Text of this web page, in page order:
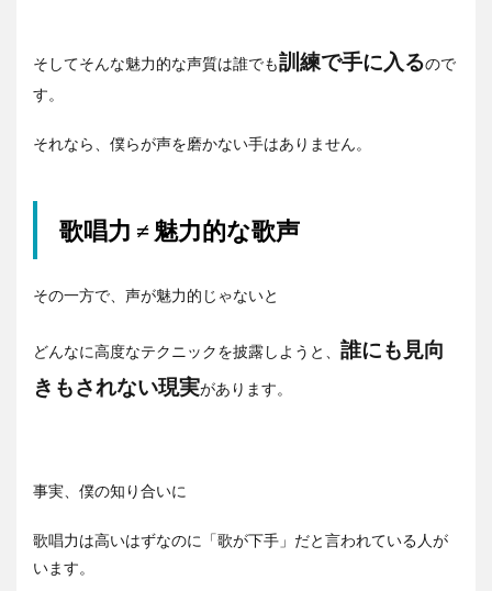
そしてそんな魅力的な声質は誰でも訓練で手に入るので
す。
それなら、僕らが声を磨かない手はありません。
歌唱力 ≠ 魅力的な歌声
その一方で、声が魅力的じゃないと
どんなに高度なテクニックを披露しようと、 誰にも見向
きもされない現実があります。
事実、僕の知り合いに
歌唱力は高いはずなのに「歌が下手」だと言われている人が
います。